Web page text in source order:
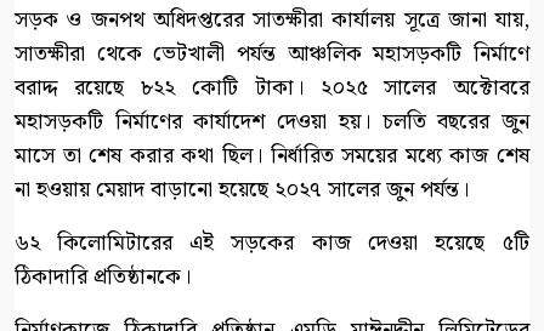
সড়ক ও জনপথ অধিদপ্তরের সাতক্ষীরা কার্যালয় সূত্রে জানা যায়,
সাতক্ষীরা থেকে ভেটখালী পর্যন্ত আঞ্চলিক মহাসড়কটি নির্মাণে
বরাদ্দ রয়েছে ৮২২ কোটি টাকা। ২০২৫ সালের অক্টোবরে
মহাসড়কটি নির্মাণের কার্যাদেশ দেওয়া হয়। চলতি বছরের জুন
মাসে তা শেষ করার কথা ছিল। নির্ধারিত সময়ের মধ্যে কাজ শেষ
না হওয়ায় মেয়াদ বাড়ানো হয়েছে ২০২৭ সালের জুন পর্যন্ত।
৬২ কিলোমিটারের এই সড়কের কাজ দেওয়া হয়েছে ৫টি
ঠিকাদারি প্রতিষ্ঠানকে।